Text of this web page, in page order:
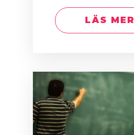
LÄS MER